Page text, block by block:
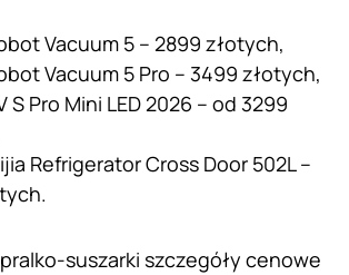
Vacuum 5 – 2899 złotych,
Vacuum 5 Pro – 3499 złotych,
S Pro Mini LED 2026 – od 3299
Refrigerator Cross Door 502L –
suszarki szczegóły cenowe